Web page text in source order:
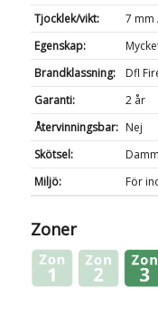
Tjocklek/vikt:
7 mm
Egenskap:
Brandklassning:
Dfl
Garanti:
2 år
Återvinningsbar: Nej
Skötsel:
Miljö:
För
Zoner